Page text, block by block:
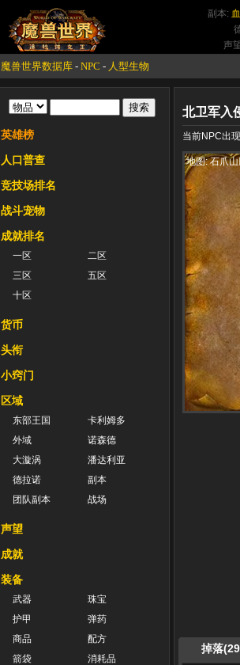
副本:
声
魔兽世界数据库 - NPC - 人型生物
英雄榜
人口普查
竞技场排名
战斗宠物
成就排名
一区
二区
三区
五区
十区
货币
头衔
小窍门
区域
东部王国
卡利姆多
外域
诺森德
大漩涡
潘达利亚
德拉诺
副本
团队副本
战场
声望
成就
装备
武器
珠宝
护甲
弹药
商品
配方
箭袋
消耗品
北卫军入
当前NPC出
地图: 石爪
掉落